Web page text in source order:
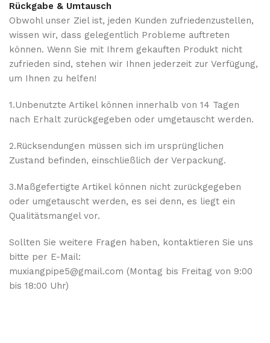
Rückgabe & Umtausch
Obwohl unser Ziel ist, jeden Kunden zufriedenzustellen,
wissen wir, dass gelegentlich Probleme auftreten
können. Wenn Sie mit Ihrem gekauften Produkt nicht
zufrieden sind, stehen wir Ihnen jederzeit zur Verfügung,
um Ihnen zu helfen!
1.Unbenutzte Artikel können innerhalb von 14 Tagen
nach Erhalt zurückgegeben oder umgetauscht werden.
2.Rücksendungen müssen sich im ursprünglichen
Zustand befinden, einschließlich der Verpackung.
3.Maßgefertigte Artikel können nicht zurückgegeben
oder umgetauscht werden, es sei denn, es liegt ein
Qualitätsmangel vor.
Sollten Sie weitere Fragen haben, kontaktieren Sie uns
bitte per E-Mail:
muxiangpipe5@gmail.com (Montag bis Freitag von 9:00
bis 18:00 Uhr)